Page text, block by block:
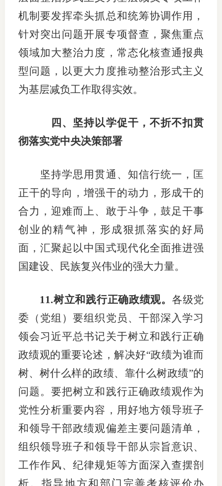
机制要发挥牵头抓总和统筹协调作用，
针对突出问题开展专项督查，聚焦重点
领域加大整治力度，常态化核查通报典
型问题，以更大力度推动整治形式主义
为基层减负工作取得实效。
四、坚持以学促干，不折不扣贯
彻落实党中央决策部署
坚持学思用贯通、知信行统一，匡
正干的导向，增强干的动力，形成干的
合力，迎难而上、敢于斗争，鼓足干事
创业的精气神，形成狠抓落实的好局
面，汇聚起以中国式现代化全面推进强
国建设、民族复兴伟业的强大力量。
11.树立和践行正确政绩观。 各级党
委（党组）要组织党员、干部深入学习
领会习近平总书记关于树立和践行正确
政绩观的重要论述，解决好“政绩为谁而
树、树什么样的政绩、靠什么树政绩”的
问题。要把树立和践行正确政绩观作为
党性分析重要内容，用好地方领导班子
和领导干部政绩观偏差主要问题清单，
组织领导班子和领导干部从宗旨意识、
工作作风、纪律规矩等方面深入查摆剖
析。指导地方和部门完善考核评价办